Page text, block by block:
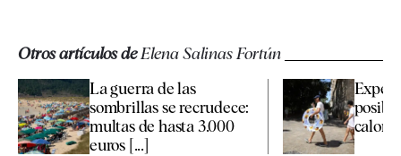
Otros artículos deElena Salinas Fortún
La guerra de las
sombrillas se recrudece:
multas de hasta 3.000
euros [...]
calor